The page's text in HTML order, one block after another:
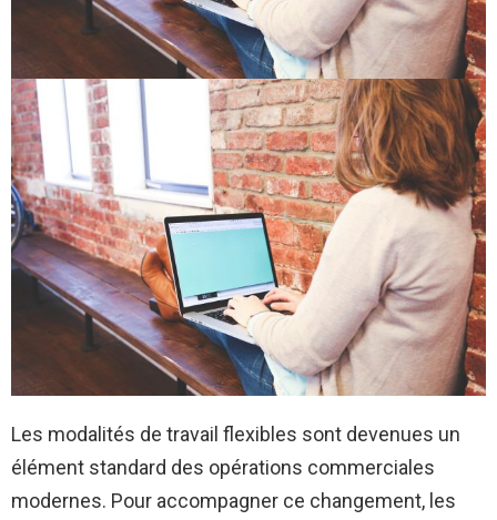
Les modalités de travail flexibles sont devenues un
élément standard des opérations commerciales
modernes. Pour accompagner ce changement, les